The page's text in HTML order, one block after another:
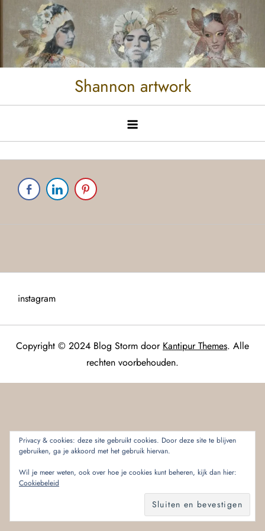
Shannon artwork
instagram
Copyright © 2024 Blog Storm door Kantipur Themes. Alle
rechten voorbehouden.
Privacy & cookies: deze site gebruikt cookies. Door deze site te blijven
gebruiken, ga je akkoord met het gebruik hiervan.
Wil je meer weten, ook over hoe je cookies kunt beheren, kijk dan hier:
Cookiebeleid